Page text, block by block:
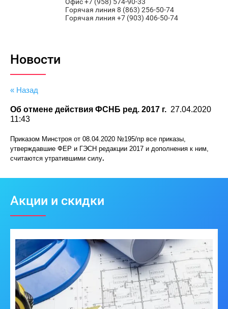
Офис +7 (958) 574-90-33
Горячая линия 8 (863) 256-50-74
Горячая линия +7 (903) 406-50-74
Новости
« Назад
Об отмене действия ФСНБ ред. 2017 г. 27.04.2020
11:43
Приказом Минстроя от 08.04.2020 №195/пр все приказы,
утверждавшие ФЕР и ГЭСН редакции 2017 и дополнения к ним,
считаются утратившими силу.
Акции и скидки